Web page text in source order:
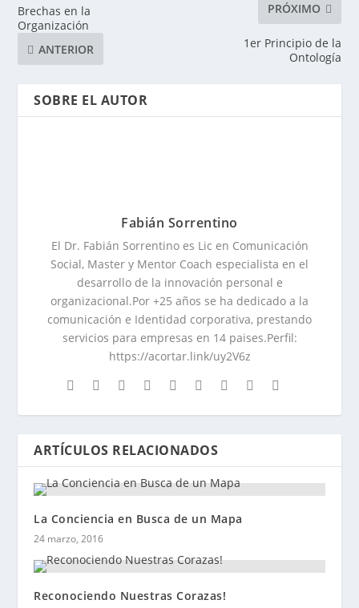
Brechas en la
Organización
ANTERIOR
PRÓXIMO
1er Principio de la
Ontología
SOBRE EL AUTOR
Fabián Sorrentino
El Dr. Fabián Sorrentino es Lic en Comunicación
Social, Master y Mentor Coach especialista en el
desarrollo de la innovación personal e
organizacional.Por +25 años se ha dedicado a la
comunicación e Identidad corporativa, prestando
servicios para empresas en 14 paises.Perfil:
https://acortar.link/uy2V6z
ARTÍCULOS RELACIONADOS
La Conciencia en Busca de un Mapa
24 marzo, 2016
Reconociendo Nuestras Corazas!